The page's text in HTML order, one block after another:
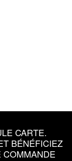
CARTE.
BÉNÉFICIEZ
COMMANDE